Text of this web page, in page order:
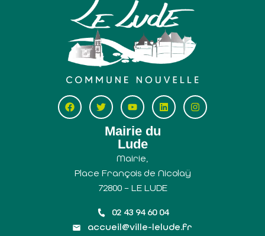
Mairie du
Lude
Mairie,
Place François de Nicolaÿ
72800 – LE LUDE
02 43 94 60 04
accueil@ville-lelude.fr